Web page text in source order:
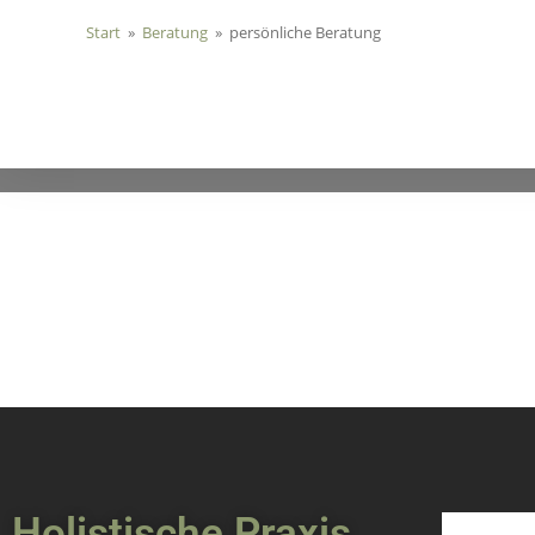
Start » Beratung » persönliche Beratung